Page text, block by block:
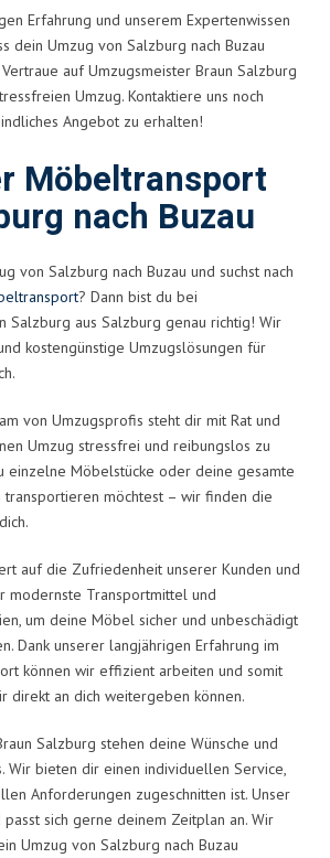
Erfahrung und unserem Expertenwissen
dein Umzug von Salzburg nach Buzau
auf Umzugsmeister Braun Salzburg
Umzug. Kontaktiere uns noch
Angebot zu erhalten!
Möbeltransport
nach Buzau
von Salzburg nach Buzau und suchst nach
? Dann bist du bei
Salzburg aus Salzburg genau richtig! Wir
kostengünstige Umzugslösungen für
von Umzugsprofis steht dir mit Rat und
Umzug stressfrei und reibungslos zu
einzelne Möbelstücke oder deine gesamte
transportieren möchtest – wir finden die
auf die Zufriedenheit unserer Kunden und
modernste Transportmittel und
um deine Möbel sicher und unbeschädigt
Dank unserer langjährigen Erfahrung im
können wir effizient arbeiten und somit
direkt an dich weitergeben können.
Salzburg stehen deine Wünsche und
Wir bieten dir einen individuellen Service,
Anforderungen zugeschnitten ist. Unser
sich gerne deinem Zeitplan an. Wir
Umzug von Salzburg nach Buzau